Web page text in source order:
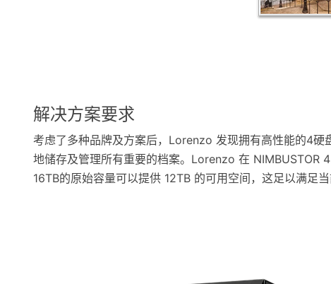
解决方案要求
考虑了多种品牌及方案后，Lorenzo 发现拥有高性能的4硬
地储存及管理所有重要的档案。Lorenzo 在 NIMBUSTOR
16TB的原始容量可以提供 12TB 的可用空间，这足以满足